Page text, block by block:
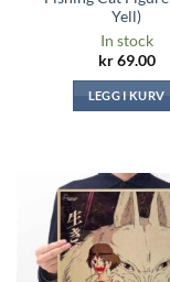
Yell)
In stock
kr69.00
LEGG I KURV